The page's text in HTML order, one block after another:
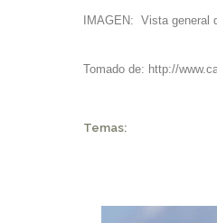
IMAGEN: Vista general
Tomado de: http://
Temas: